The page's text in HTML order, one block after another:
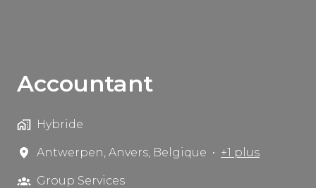
Accountant
Hybride
Antwerpen Anvers Belgique • +1 plus
Group Services